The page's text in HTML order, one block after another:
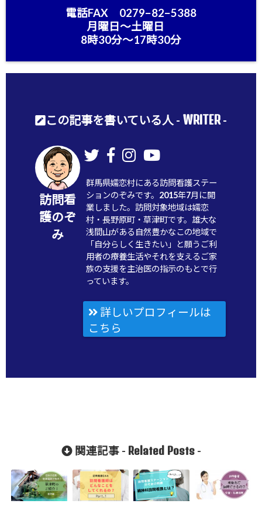
電話FAX 0279−82−5388
月曜日〜土曜日
8時30分〜17時30分
この記事を書いている人 - WRITER-
訪問看
護のぞ
み
群馬県嬬恋村にある訪問看護ステー
ションのぞみです。2015年7月に開
業しました。訪問対象地域は嬬恋
村・長野原町・草津町です。雄大な
浅間山がある自然豊かなこの地域で
「自分らしく生きたい」と願うご利
用者の療養生活やそれを支えるご家
族の支援を主治医の指示のもとで行
っています。
詳しいプロフィールは
こちら
関連記事 - Related Posts-